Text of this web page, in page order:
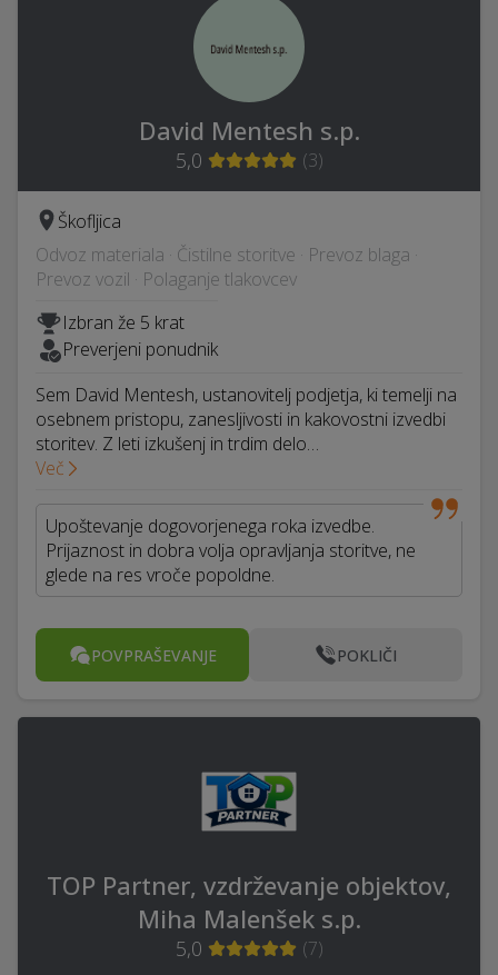
David Mentesh s.p.
5,0 (3)
Škofljica
Odvoz materiala · Čistilne storitve · Prevoz blaga ·
Prevoz vozil · Polaganje tlakovcev
Izbran že 5 krat
Preverjeni ponudnik
Sem David Mentesh, ustanovitelj podjetja, ki temelji na
osebnem pristopu, zanesljivosti in kakovostni izvedbi
storitev. Z leti izkušenj in trdim delo…
Več
Upoštevanje dogovorjenega roka izvedbe.
Prijaznost in dobra volja opravljanja storitve, ne
glede na res vroče popoldne.
POVPRAŠEVANJE POKLIČI
TOP Partner, vzdrževanje objektov,
Miha Malenšek s.p.
5,0 (7)